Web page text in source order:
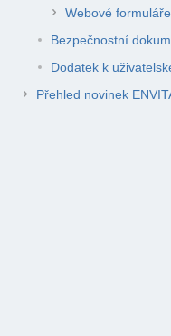
Webové
Bezpečnostní
Dodatek k
Přehled novinek